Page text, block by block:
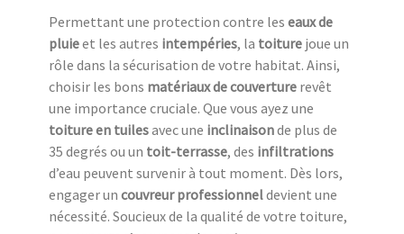
Permettant une protection contre les eaux de
pluieet les autres intempéries, la toiture joue un
rôle dans la sécurisation de votre habitat. Ainsi,
choisir les bons matériaux de couverture revêt
une importance cruciale. Que vous ayez une
toiture en tuilesavec une inclinaisonde plus de
35 degrés ou un toit-terrasse, des infiltrations
d’eau peuvent survenir à tout moment. Dès lors,
engager un couvreur professionneldevient une
nécessité. Soucieux de la qualité de votre toiture,